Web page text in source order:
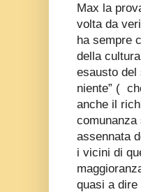
Max la
volta da
ha sempre
della
esausto del
niente” (
anche il
comunanza
assennata
i vicini di
quasi a